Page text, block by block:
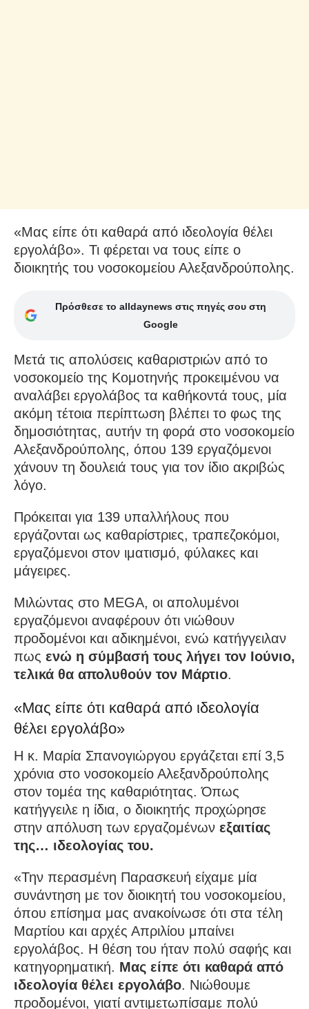
«Μας είπε ότι καθαρά από ιδεολογία θέλει
εργολάβο». Τι φέρεται να τους είπε ο
διοικητής του νοσοκομείου Αλεξανδρούπολης.
Πρόσθεσε το alldaynews στις πηγές σου στη
Google
Μετά τις απολύσεις καθαριστριών από το
νοσοκομείο της Κομοτηνής προκειμένου να
αναλάβει εργολάβος τα καθήκοντά τους, μία
ακόμη τέτοια περίπτωση βλέπει το φως της
δημοσιότητας, αυτήν τη φορά στο νοσοκομείο
Αλεξανδρούπολης, όπου 139 εργαζόμενοι
χάνουν τη δουλειά τους για τον ίδιο ακριβώς
λόγο.
Πρόκειται για 139 υπαλλήλους που
εργάζονται ως καθαρίστριες, τραπεζοκόμοι,
εργαζόμενοι στον ιματισμό, φύλακες και
μάγειρες.
Μιλώντας στο MEGA, οι απολυμένοι
εργαζόμενοι αναφέρουν ότι νιώθουν
προδομένοι και αδικημένοι, ενώ κατήγγειλαν
πως ενώ η σύμβασή τους λήγει τον Ιούνιο,
τελικά θα απολυθούν τον Μάρτιο.
«Μας είπε ότι καθαρά από ιδεολογία
θέλει εργολάβο»
Η κ. Μαρία Σπανογιώργου εργάζεται επί 3,5
χρόνια στο νοσοκομείο Αλεξανδρούπολης
στον τομέα της καθαριότητας. Όπως
κατήγγειλε η ίδια, ο διοικητής προχώρησε
στην απόλυση των εργαζομένων εξαιτίας
της… ιδεολογίας του.
«Την περασμένη Παρασκευή είχαμε μία
συνάντηση με τον διοικητή του νοσοκομείου,
όπου επίσημα μας ανακοίνωσε ότι στα τέλη
Μαρτίου και αρχές Απριλίου μπαίνει
εργολάβος. Η θέση του ήταν πολύ σαφής και
κατηγορηματική. Μας είπε ότι καθαρά από
ιδεολογία θέλει εργολάβο. Νιώθουμε
προδομένοι, γιατί αντιμετωπίσαμε πολύ